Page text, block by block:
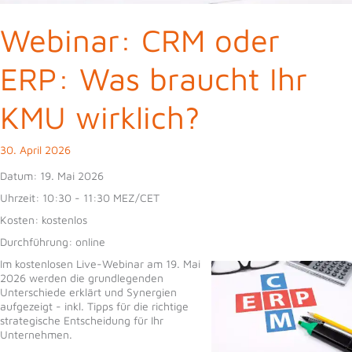
Webinar: CRM oder
ERP: Was braucht Ihr
KMU wirklich?
30. April 2026
Datum: 19. Mai 2026
Uhrzeit: 10:30 - 11:30 MEZ/CET
Kosten: kostenlos
Durchführung: online
Im kostenlosen Live-Webinar am 19. Mai
2026 werden die grundlegenden
Unterschiede erklärt und Synergien
aufgezeigt - inkl. Tipps für die richtige
strategische Entscheidung für Ihr
Unternehmen.